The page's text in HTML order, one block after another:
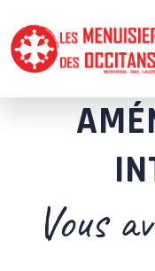
Vous